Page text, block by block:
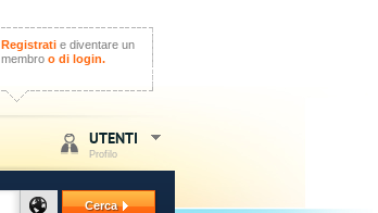
Registrati e diventare un
membro o di login.
UTENTI
Profilo
Cerca